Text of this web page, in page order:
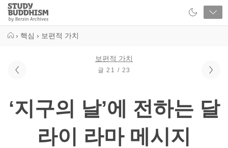
Close
Study
Buddhism
› 핵심 › 보편적 가치
보편적 가치
글 21 / 23
‘지구의 날’에 전하는 달
라이 라마 메시지